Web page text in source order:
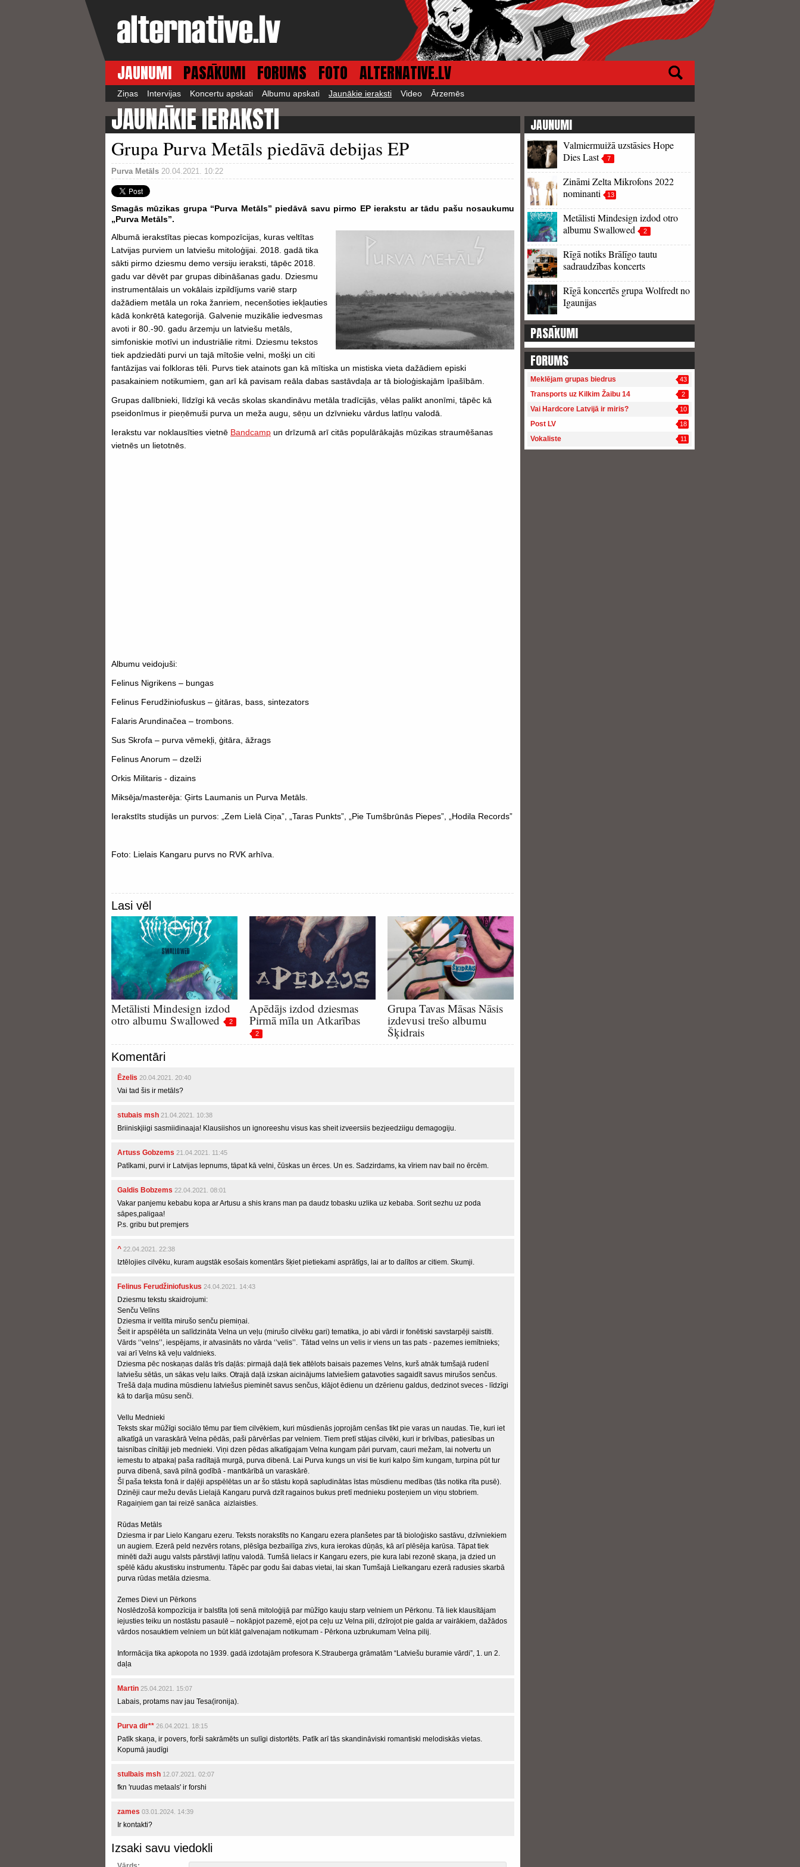
JAUNUMI PASĀKUMI FORUMS FOTO ALTERNATIVE.LV
Ziņas Intervijas Koncertu apskati Albumu apskati Jaunākie ieraksti Video Ārzemēs
JAUNĀKIE IERAKSTI
Grupa Purva Metāls piedāvā debijas EP
Purva Metāls 20.04.2021. 10:22
Smagās mūzikas grupa “Purva Metāls” piedāvā savu pirmo EP ierakstu ar tādu pašu nosaukumu
„Purva Metāls”.
Albumā ierakstītas piecas kompozīcijas, kuras veltītas
Latvijas purviem un latviešu mitoloģijai. 2018. gadā tika
sākti pirmo dziesmu demo versiju ieraksti, tāpēc 2018.
gadu var dēvēt par grupas dibināšanas gadu. Dziesmu
instrumentālais un vokālais izpildījums variē starp
dažādiem metāla un roka žanriem, necenšoties iekļauties
kādā konkrētā kategorijā. Galvenie muzikālie iedvesmas
avoti ir 80.-90. gadu ārzemju un latviešu metāls,
simfoniskie motīvi un industriālie ritmi. Dziesmu tekstos
tiek apdziedāti purvi un tajā mītošie velni, mošķi un citi
fantāzijas vai folkloras tēli. Purvs tiek atainots gan kā mītiska un mistiska vieta dažādiem episki
pasakainiem notikumiem, gan arī kā pavisam reāla dabas sastāvdaļa ar tā bioloģiskajām īpašībām.
Grupas dalībnieki, līdzīgi kā vecās skolas skandināvu metāla tradīcijās, vēlas palikt anonīmi, tāpēc kā
pseidonīmus ir pieņēmuši purva un meža augu, sēņu un dzīvnieku vārdus latīņu valodā.
Ierakstu var noklausīties vietnē Bandcamp un drīzumā arī citās populārākajās mūzikas straumēšanas
vietnēs un lietotnēs.
Albumu veidojuši:
Felinus Nigrikens – bungas
Felinus Ferudžiniofuskus – ģitāras, bass, sintezators
Falaris Arundinačea – trombons.
Sus Skrofa – purva vēmekļi, ģitāra, āžrags
Felinus Anorum – dzelži
Orkis Militaris - dizains
Miksēja/masterēja: Ģirts Laumanis un Purva Metāls.
Ierakstīts studijās un purvos: „Zem Lielā Ciņa”, „Taras Punkts”, „Pie Tumšbrūnās Piepes”, „Hodila Records”
Foto: Lielais Kangaru purvs no RVK arhīva.
Lasi vēl
Metālisti Mindesign izdod
otro albumu Swallowed
2
Apēdājs izdod dziesmas
Pirmā mīla un Atkarības
2
Grupa Tavas Māsas Nāsis
izdevusi trešo albumu
Šķidrais
Komentāri
Ēzelis 20.04.2021. 20:40
Vai tad šis ir metāls?
stubais msh 21.04.2021. 10:38
Briiniskjiigi sasmiidinaaja! Klausiishos un ignoreeshu visus kas sheit izveersiis bezjeedziigu demagogiju.
Artuss Gobzems 21.04.2021. 11:45
Patīkami, purvi ir Latvijas lepnums, tāpat kā velni, čūskas un ērces. Un es. Sadzirdams, ka vīriem nav bail no ērcēm.
Galdis Bobzems 22.04.2021. 08:01
Vakar panjemu kebabu kopa ar Artusu a shis krans man pa daudz tobasku uzlika uz kebaba. Sorit sezhu uz poda
sāpes,paligaa!
P.s. gribu but premjers
^ 22.04.2021. 22:38
Iztēlojies cilvēku, kuram augstāk esošais komentārs šķiet pietiekami asprātīgs, lai ar to dalītos ar citiem. Skumji.
Felinus Ferudžiniofuskus 24.04.2021. 14:43
Dziesmu tekstu skaidrojumi:
Senču Velīns
Dziesma ir veltīta mirušo senču piemiņai.
Šeit ir apspēlēta un salīdzināta Velna un veļu (mirušo cilvēku gari) tematika, jo abi vārdi ir fonētiski savstarpēji saistīti.
Vārds ‘’velns’’, iespējams, ir atvasināts no vārda ‘’velis’’. Tātad velns un velis ir viens un tas pats - pazemes iemītnieks;
vai arī Velns kā veļu valdnieks.
Dziesma pēc noskaņas dalās trīs daļās: pirmajā daļā tiek attēlots baisais pazemes Velns, kurš atnāk tumšajā rudenī
latviešu sētās, un sākas veļu laiks. Otrajā daļā izskan aicinājums latviešiem gatavoties sagaidīt savus mirušos senčus.
Trešā daļa mudina mūsdienu latviešus pieminēt savus senčus, klājot ēdienu un dzērienu galdus, dedzinot sveces - līdzīgi
kā to darīja mūsu senči.
Vellu Mednieki
Teksts skar mūžīgi sociālo tēmu par tiem cilvēkiem, kuri mūsdienās joprojām cenšas tikt pie varas un naudas. Tie, kuri iet
alkatīgā un varaskārā Velna pēdās, paši pārvēršas par velniem. Tiem pretī stājas cilvēki, kuri ir brīvības, patiesības un
taisnības cīnītāji jeb mednieki. Viņi dzen pēdas alkatīgajam Velna kungam pāri purvam, cauri mežam, lai notvertu un
iemestu to atpakaļ paša radītajā murgā, purva dibenā. Lai Purva kungs un visi tie kuri kalpo šim kungam, turpina pūt tur
purva dibenā, savā pilnā godībā - mantkārībā un varaskārē.
Šī paša teksta fonā ir daļēji apspēlētas un ar šo stāstu kopā sapludinātas īstas mūsdienu medības (tās notika rīta pusē).
Dzinēji caur mežu devās Lielajā Kangaru purvā dzīt ragainos bukus pretī mednieku posteņiem un viņu stobriem.
Ragaiņiem gan tai reizē sanāca aizlaisties.
Rūdas Metāls
Dziesma ir par Lielo Kangaru ezeru. Teksts norakstīts no Kangaru ezera planšetes par tā bioloģisko sastāvu, dzīvniekiem
un augiem. Ezerā peld nezvērs rotans, plēsīga bezbailīga zivs, kura ierokas dūņās, kā arī plēsēja karūsa. Tāpat tiek
minēti daži augu valsts pārstāvji latīņu valodā. Tumšā lielacs ir Kangaru ezers, pie kura labi rezonē skaņa, ja dzied un
spēlē kādu akustisku instrumentu. Tāpēc par godu šai dabas vietai, lai skan Tumšajā Lielkangaru ezerā radusies skarbā
purva rūdas metāla dziesma.
Zemes Dievi un Pērkons
Noslēdzošā kompozīcija ir balstīta ļoti senā mitoloģijā par mūžīgo kauju starp velniem un Pērkonu. Tā liek klausītājam
iejusties teiku un nostāstu pasaulē – nokāpjot pazemē, ejot pa ceļu uz Velna pili, dzīrojot pie galda ar vairākiem, dažādos
vārdos nosauktiem velniem un būt klāt galvenajam notikumam - Pērkona uzbrukumam Velna pilij.
Informācija tika apkopota no 1939. gadā izdotajām profesora K.Strauberga grāmatām “Latviešu buramie vārdi”, 1. un 2.
daļa
Martin 25.04.2021. 15:07
Labais, protams nav jau Tesa(ironija).
Purva dir** 26.04.2021. 18:15
Patīk skaņa, ir povers, forši sakrāmēts un sulīgi distortēts. Patīk arī tās skandināviski romantiski melodiskās vietas.
Kopumā jaudīgi
stulbais msh 12.07.2021. 02:07
fkn 'ruudas metaals' ir forshi
zames 03.01.2024. 14:39
Ir kontakti?
Izsaki savu viedokli
JAUNUMI
Valmiermuižā uzstāsies Hope
Dies Last
7
Zināmi Zelta Mikrofons 2022
nominanti
13
Metālisti Mindesign izdod otro
albumu Swallowed
2
Rīgā notiks Brālīgo tautu
sadraudzības koncerts
Rīgā koncertēs grupa Wolfredt no
Igaunijas
PASĀKUMI
FORUMS
Meklējam grupas biedrus 43
Transports uz Kilkim Žaibu 14 2
Vai Hardcore Latvijā ir miris? 10
Post LV 18
Vokaliste 11